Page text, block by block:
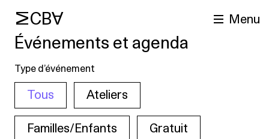
MCBA Menu
Événements et agenda
Type d’événement
Tous Ateliers
Familles/Enfants Gratuit